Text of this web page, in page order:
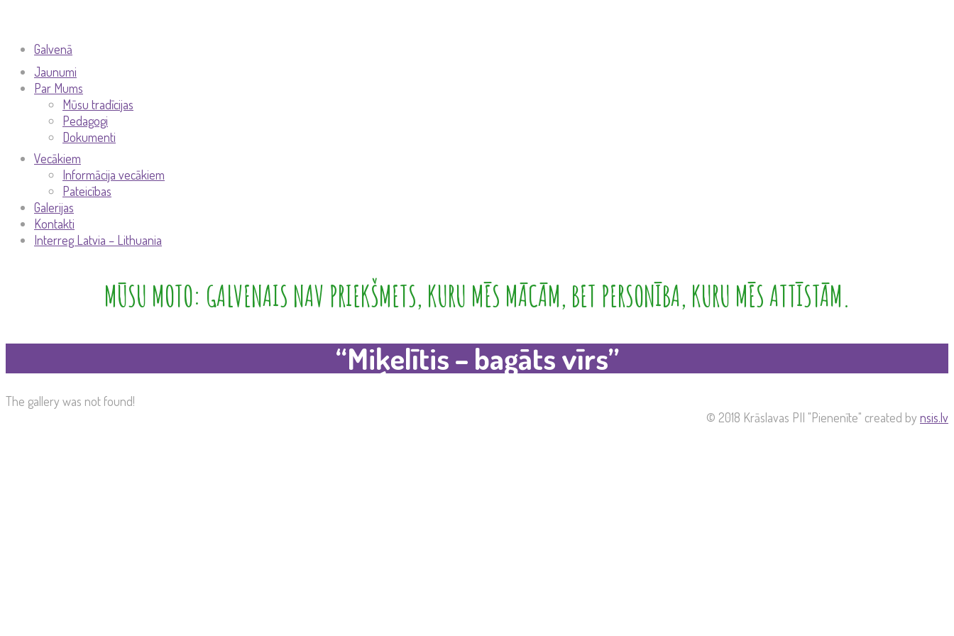
Galvenā
Jaunumi
Par Mums
Mūsu tradīcijas
Pedagogi
Dokumenti
Vecākiem
Informācija vecākiem
Pateicības
Galerijas
Kontakti
Interreg Latvia – Lithuania
MŪSU MOTO: GALVENAIS NAV PRIEKŠMETS, KURU MĒS MĀCĀM, BET PERSONĪBA, KURU MĒS ATTĪSTĀM.
“Miķelītis – bagāts vīrs”
The gallery was not found!
© 2018 Krāslavas PII "Pienenīte" created by nsis.lv